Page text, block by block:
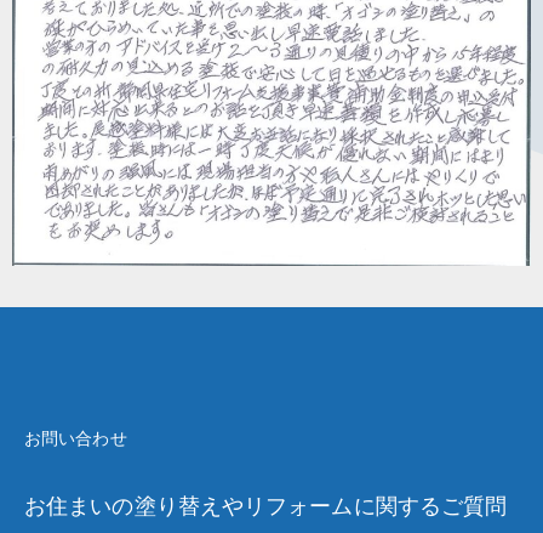
お問い合わせ
お住まいの塗り替えやリフォームに関するご質問